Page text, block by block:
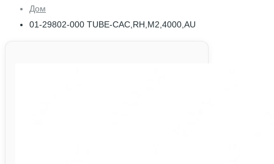
Дом
01-29802-000 TUBE-CAC,RH,M2,4000,AU